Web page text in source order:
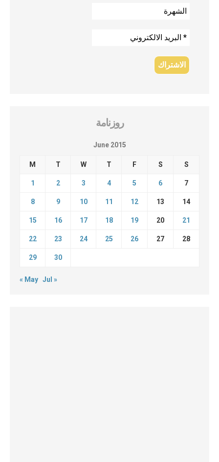
روزنامة
June 2015
M T W T F S S
1 2 3 4 5 6 7
8 9 10 11 12 13 14
15 16 17 18 19 20 21
22 23 24 25 26 27 28
29 30
« May Jul »